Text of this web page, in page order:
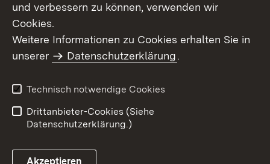
Benutzungshinweise
Erklärung zur
und verbessern zu können, verwenden wir
Cookies.
Weitere Informationen zu Cookies erhalten Sie in
unserer
Datenschutzerklärung.
Technisch notwendige Cookies
Drittanbieter-Cookies (Siehe
Datenschutzerklärung.)
Akzeptieren